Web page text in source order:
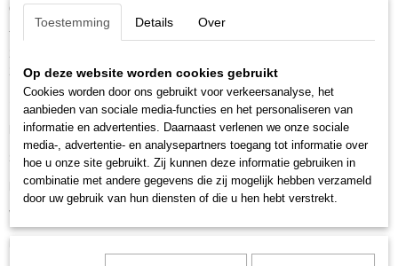
gevogelte, pasta of een lekker kaasplankje.
Triple Twenty is een verwijzing naar wijnmaker Oliver Lemstra, die zijn
20ste verjaardag vierde tijdens de oogst en vervolgens voor het vinifiëren
20 eiken vaten selecteerde en 20% van de wijn laat rijpen op eiken vaten.
Specificaties
LandFrankrijk
StreekIGP d’Oc
Druivensoort Merlot, Cabernet Sauvignon
Vinificatie
Toestemming Details Over
Op deze website worden cookies gebruikt
Cookies worden door ons gebruikt voor verkeersanalyse, het
aanbieden van sociale media-functies en het personaliseren van
informatie en advertenties. Daarnaast verlenen we onze sociale
media-, advertentie- en analysepartners toegang tot informatie over
hoe u onze site gebruikt. Zij kunnen deze informatie gebruiken in
combinatie met andere gegevens die zij mogelijk hebben verzameld
door uw gebruik van hun diensten of die u hen hebt verstrekt.